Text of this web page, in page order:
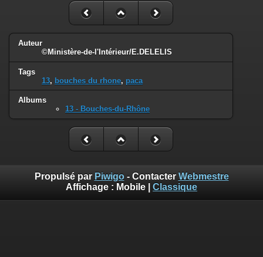
Auteur
©Ministère-de-l'Intérieur/E.DELELIS
Tags
13, bouches du rhone, paca
Albums
13 - Bouches-du-Rhône
Propulsé par Piwigo- Contacter Webmestre
Affichage : Mobile Classique